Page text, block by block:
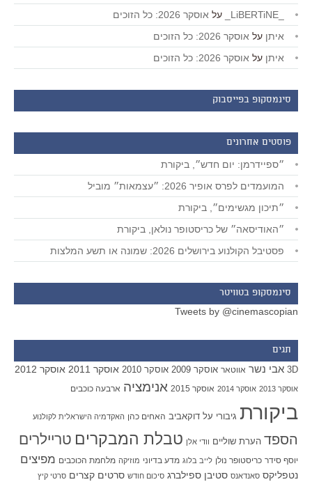
על אוסקר 2026: כל הזוכים
איתן על אוסקר 2026: כל הזוכים
איתן על אוסקר 2026: כל הזוכים
סינמסקופ בפייסבוק
פוסטים אחרונים
״ספיידרמן: יום חדש״, ביקורת
המועמדים לפרס אופיר 2026: ״עצמאות״ מוביל
״תיכון מגשימים״, ביקורת
״האודיסאה״ של כריסטופר נולאן, ביקורת
פסטיבל הקולנוע בירושלים 2026: שמונה או תשע המלצות
סינמסקופ בטוויטר
Tweets by @cinemascopian
תגים
3D אבי נשר אווטאר אוסקר 2009 אוסקר 2010 אוסקר 2011 אוסקר 2012
אוסקר 2013 אוסקר 2014 אוסקר 2015 אנימציה ארבעה כוכבים
ביקורת גיבורי על דוקאביב האחים כהן האקדמיה הישראלית לקולנוע
הספד הערת שוליים וודי אלן טבלת המבקרים טריילרים
יוסף סידר כריסטופר נולן לייב בלוג מדע בדיוני מוזיקה מלחמת הכוכבים מפיצים
נטפליקס סאנדאנס סטיבן ספילברג סיכום חודש סרטים קצרים סרטי קיץ